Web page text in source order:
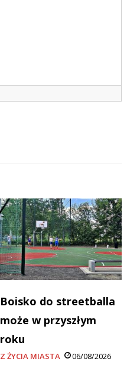
Boisko do streetballa
może w przyszłym
roku
Z ŻYCIA MIASTA 06/08/2026